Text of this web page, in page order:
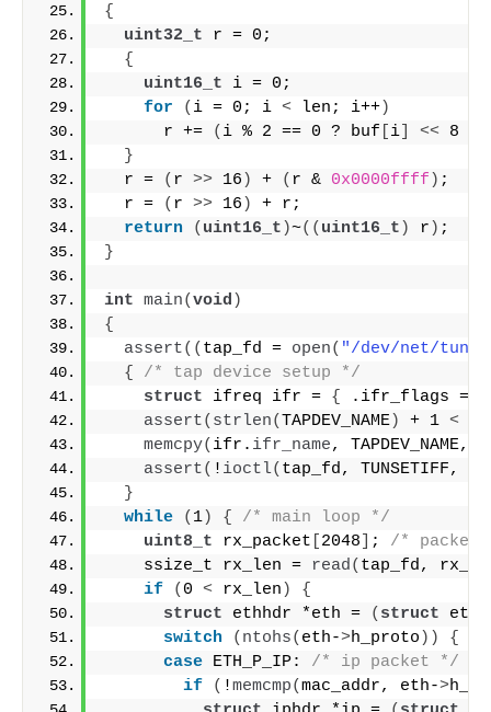
{
uint32_t r = 0;
{
uint16_t i = 0;
for
( i = 0; i < len; i++)
      r +=
( i % 2 == 0 ? buf i << 8 :
}
  r =
( r >> 16 ) + ( r & 0x0000ffff ) ;
  r =
( r >> 16 )
+ r;
return
( uint16_t )~(( uint16_t ) r ) ;
}
int main(void )
{
assert(( tap_fd = open( "/dev/net/tun"
{
/* tap device setup */
struct ifreq ifr = {
.ifr_flags =
assert( strlen(TAPDEV_NAME) + 1 <
memcpy( ifr. ifr_name, TAPDEV_NAME,
assert( ! ioctl( tap_fd, TUNSETIFF,
}
while
( 1) {
/* main loop */
uint8_t rx_packet 2048 ; /* packet
    ssize_t rx_len =
read( tap_fd,
if
( 0 < rx_len )
{
struct ethhdr *eth = ( struct
switch
( ntohs( eth->h_proto )) {
case ETH_P_IP: /* ip packet */
if
( !memcmp(mac_addr, eth->